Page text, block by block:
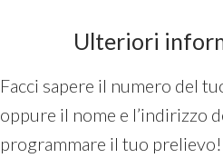
Ulteriori
Facci sapere il numero del
oppure il nome e l’indirizzo
programmare il tuo prelievo!